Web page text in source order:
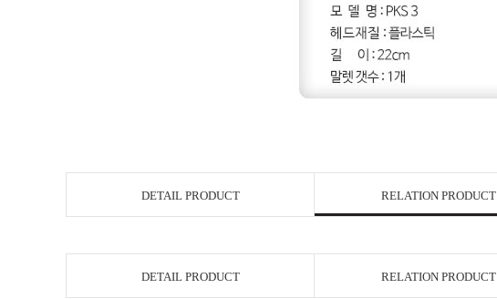
DETAIL PRODUCT RELATION PRODUCT
DETAIL PRODUCT RELATION PRODUCT